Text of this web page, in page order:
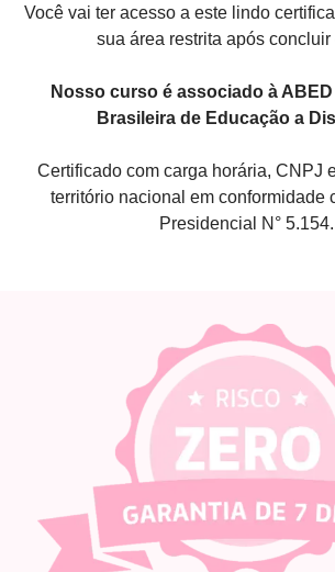
Você vai ter acesso a este lindo
sua área restrita após concluir
Nosso curso é associado à
Brasileira de Educação a
Certificado com carga horária, CNPJ
território nacional em conformidade
Presidencial N° 5.154.